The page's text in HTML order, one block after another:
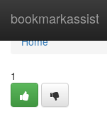
bookmarkassist
Home
Home
1